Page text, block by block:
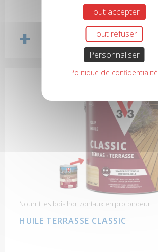
Nourrit les bois horizontaux en profondeur
HUILE TERRASSE CLASSIC
Tout accepter
Tout refuser
Personnaliser
Politique de confidentialité